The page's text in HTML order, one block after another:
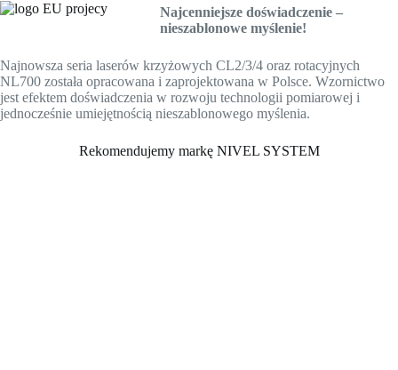
Najcenniejsze doświadczenie –
nieszablonowe myślenie!
Najnowsza seria laserów krzyżowych CL2/3/4 oraz rotacyjnych
NL700 została opracowana i zaprojektowana w Polsce. Wzornictwo
jest efektem doświadczenia w rozwoju technologii pomiarowej i
jednocześnie umiejętnością nieszablonowego myślenia.
Rekomendujemy markę NIVEL SYSTEM